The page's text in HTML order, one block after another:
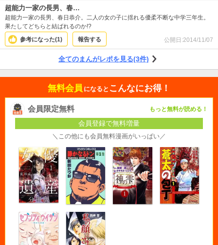
超能力一家の長男、春…
超能力一家の長男、春日恭介。二人の女の子に揺れる優柔不断な中学三年生。
果たしてどちらと結ばれるのか!?
参考になった(1) 報告する 公開日:2014/11/07
全てのまんがレポを見る(3件)
無料会員 になると こんなにお得！
会員限定無料 もっと無料が読める！
会員登録で無料増量
＼この他にも会員無料漫画がいっぱい／